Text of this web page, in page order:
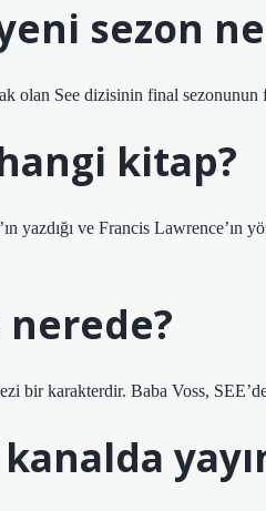
sezon
olan See dizisinin final sezonunun
kitap?
yazdığı ve Francis Lawrence’ın
nerede?
bir karakterdir. Baba Voss,